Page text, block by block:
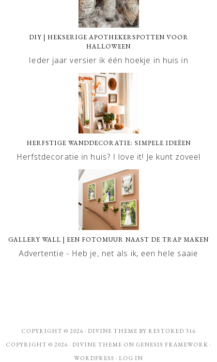
DIY | HEKSERIGE APOTHEKERSPOTTEN VOOR
HALLOWEEN
Ieder jaar versier ik één hoekje in huis in
HERFSTIGE WANDDECORATIE: SIMPELE IDEËEN
Herfstdecoratie in huis? I love it! Je kunt zoveel
GALLERY WALL | EEN FOTOMUUR NAAST DE TRAP MAKEN
Advertentie - Heb je, net als ik, een hele saaie
COPYRIGHT © 2026 · DIVINE THEME BY RESTORED 316
COPYRIGHT © 2026 · DIVINE THEME ON GENESIS FRAMEWORK ·
WORDPRESS · LOG IN